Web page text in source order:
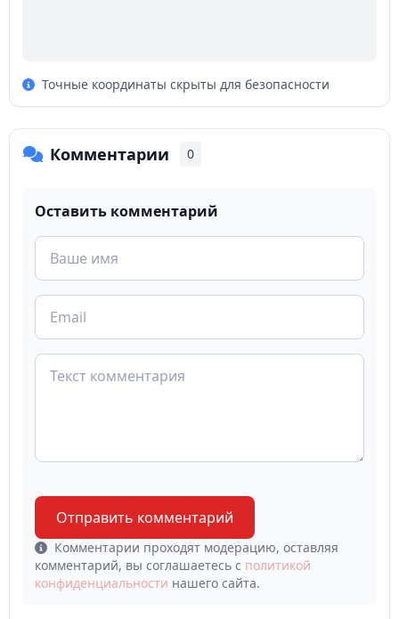
Точные координаты скрыты для безопасности
Комментарии 0
Оставить комментарий
Отправить комментарий
Комментарии проходят модерацию, оставляя
комментарий, вы соглашаетесь с политикой
конфиденциальности нашего сайта.